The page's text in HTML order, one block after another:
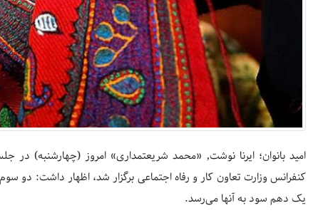
امید بانوان؛ ایرنا نوشت, «محمد شریعتمداری» امروز (چهارشنبه)
کنفرانس وزارت تعاون کار و رفاه اجتماعی برگزار شد، اظهار داشت: دو
یک دهم سود به آنها می‌رسد.